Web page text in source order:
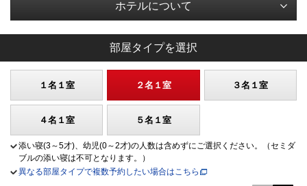
ホテルについて
部屋タイプを選択
１名１室 ２名１室 ３名１室
４名１室 ５名１室
添い寝(3～5才)、幼児(0～2才)の人数は含めずにご選択ください。（セミダ
ブルの添い寝は不可となります。）
異なる部屋タイプで複数予約したい場合はこちら